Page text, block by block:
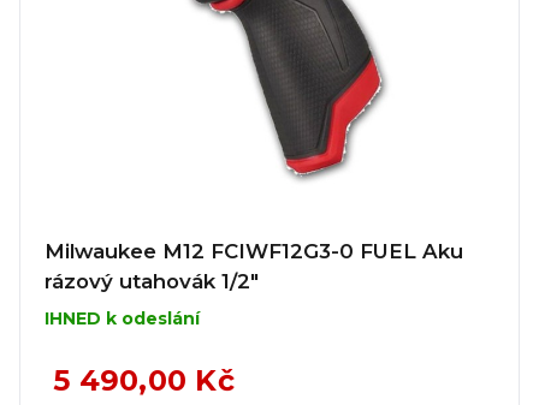
Milwaukee M12 FCIWF12G3-0 FUEL Aku
rázový utahovák 1/2"
IHNED k odeslání
5 490,00 Kč